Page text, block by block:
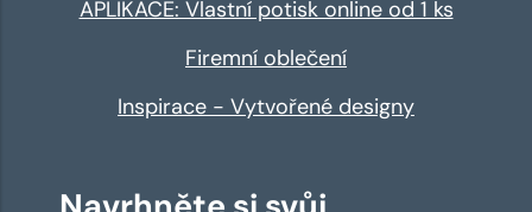
APLIKACE: Vlastní potisk online od 1 ks
Firemní oblečení
Inspirace - Vytvořené designy